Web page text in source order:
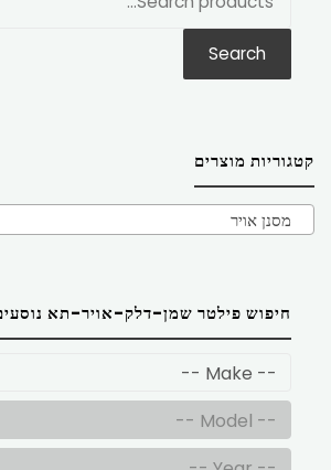
Search
קטגוריות מוצרים
מסנן אויר
חיפוש פילטר שמן-דלק-אויר-תא